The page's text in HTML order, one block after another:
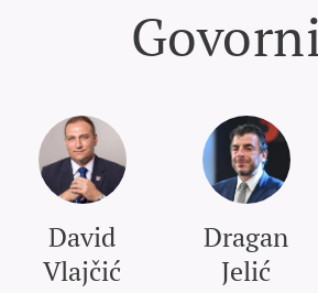
David
Vlajčić
Dragan
Jelić